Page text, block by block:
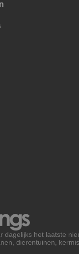
dagelijks het laatste
dierentuinen,